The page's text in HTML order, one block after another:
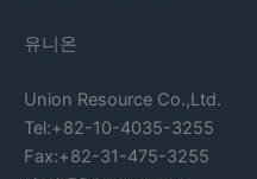
유니온
Union Resource Co.,Ltd.
Tel:+82-10-4035-3255
Fax:+82-31-475-3255